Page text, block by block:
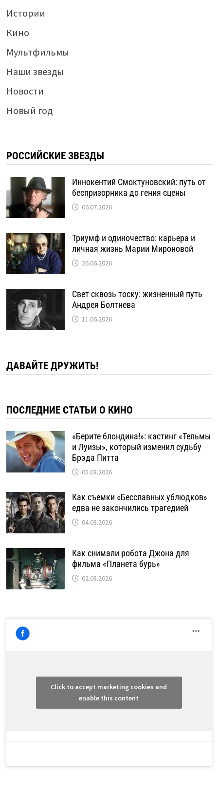
Истории
Кино
Мультфильмы
Наши звезды
Новости
Новый год
РОССИЙСКИЕ ЗВЕЗДЫ
Иннокентий Смоктуновский: путь от
беспризорника до гения сцены
06.07.2026
Триумф и одиночество: карьера и
личная жизнь Марии Мироновой
26.06.2026
Свет сквозь тоску: жизненный путь
Андрея Болтнева
11.06.2026
ДАВАЙТЕ ДРУЖИТЬ!
ПОСЛЕДНИЕ СТАТЬИ О КИНО
«Берите блондина!»: кастинг «Тельмы
и Луизы», который изменил судьбу
Брэда Питта
05.08.2026
Как съемки «Бесславных ублюдков»
едва не закончились трагедией
04.08.2026
Как снимали робота Джона для
фильма «Планета бурь»
02.08.2026
Click to accept marketing cookies and
enable this content